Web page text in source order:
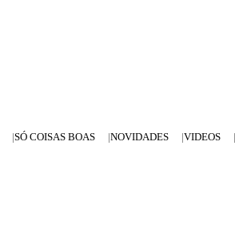
SÓ COISAS BOAS NOVIDADES VIDEOS